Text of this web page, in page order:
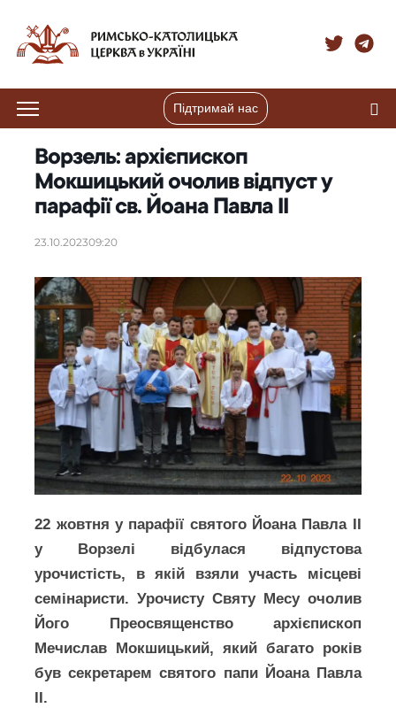
Підтримай нас
Ворзель: архієпископ
Мокшицький очолив відпуст у
парафії св. Йоана Павла ІІ
23.10.202309:20
22 жовтня у парафії святого Йоана Павла ІІ
у Ворзелі відбулася відпустова
урочистість, в якій взяли участь місцеві
семінаристи. Урочисту Святу Месу очолив
Його Преосвященство архієпископ
Мечислав Мокшицький, який багато років
був секретарем святого папи Йоана Павла
ІІ.